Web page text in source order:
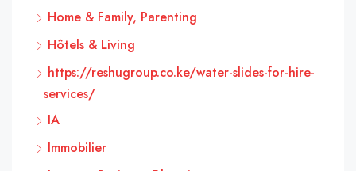
Home & Family, Parenting
Hôtels & Living
https://reshugroup.co.ke/water-slides-for-hire-
services/
IA
Immobilier